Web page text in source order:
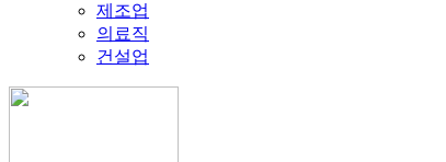
제조업
의료직
건설업